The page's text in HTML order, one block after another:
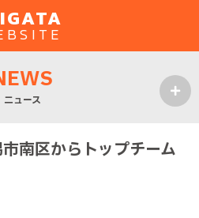
ニュース
市南区からトップチーム